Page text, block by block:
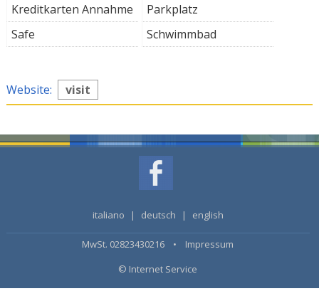
Kreditkarten Annahme
Parkplatz
Safe
Schwimmbad
Website: visit
italiano | deutsch | english
MwSt. 02823430216 • Impressum
© Internet Service